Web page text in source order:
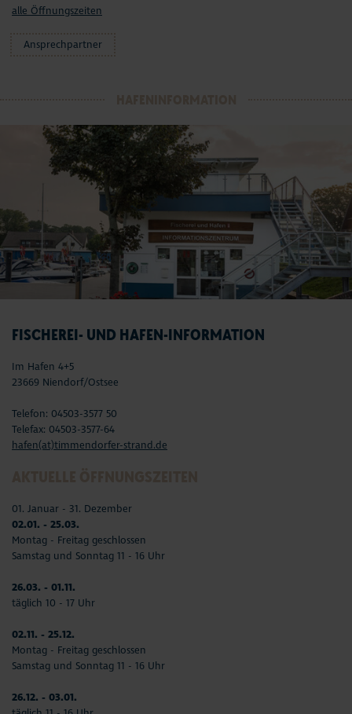
alle Öffnungszeiten
Ansprechpartner
FISCHEREI- UND HAFEN-INFORMATION
Im Hafen 4+5
23669 Niendorf/Ostsee
Telefon: 04503-3577 50
Telefax: 04503-3577-64
hafen(at)timmendorfer-strand.de
01. Januar - 31. Dezember
02.01. - 25.03.
Montag - Freitag geschlossen
Samstag und Sonntag 11 - 16 Uhr
26.03. - 01.11.
täglich 10 - 17 Uhr
02.11. - 25.12.
Montag - Freitag geschlossen
Samstag und Sonntag 11 - 16 Uhr
26.12. - 03.01.